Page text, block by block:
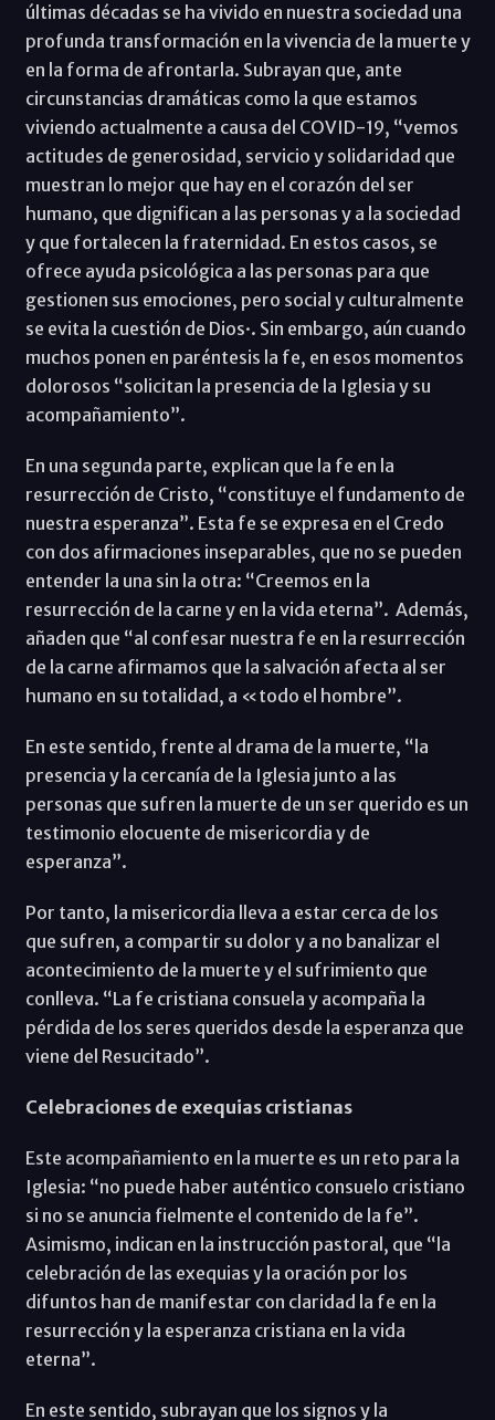
últimas décadas se ha vivido en nuestra sociedad una
profunda transformación en la vivencia de la muerte y
en la forma de afrontarla. Subrayan que, ante
circunstancias dramáticas como la que estamos
viviendo actualmente a causa del COVID-19, “vemos
actitudes de generosidad, servicio y solidaridad que
muestran lo mejor que hay en el corazón del ser
humano, que dignifican a las personas y a la sociedad
y que fortalecen la fraternidad. En estos casos, se
ofrece ayuda psicológica a las personas para que
gestionen sus emociones, pero social y culturalmente
se evita la cuestión de Dios·. Sin embargo, aún cuando
muchos ponen en paréntesis la fe, en esos momentos
dolorosos “solicitan la presencia de la Iglesia y su
acompañamiento”.
En una segunda parte, explican que la fe en la
resurrección de Cristo, “constituye el fundamento de
nuestra esperanza”. Esta fe se expresa en el Credo
con dos afirmaciones inseparables, que no se pueden
entender la una sin la otra: “Creemos en la
resurrección de la carne y en la vida eterna”. Además,
añaden que “al confesar nuestra fe en la resurrección
de la carne afirmamos que la salvación afecta al ser
humano en su totalidad, a «todo el hombre”.
En este sentido, frente al drama de la muerte, “la
presencia y la cercanía de la Iglesia junto a las
personas que sufren la muerte de un ser querido es un
testimonio elocuente de misericordia y de
esperanza”.
Por tanto, la misericordia lleva a estar cerca de los
que sufren, a compartir su dolor y a no banalizar el
acontecimiento de la muerte y el sufrimiento que
conlleva. “La fe cristiana consuela y acompaña la
pérdida de los seres queridos desde la esperanza que
viene del Resucitado”.
Celebraciones de exequias cristianas
Este acompañamiento en la muerte es un reto para la
Iglesia: “no puede haber auténtico consuelo cristiano
si no se anuncia fielmente el contenido de la fe”.
Asimismo, indican en la instrucción pastoral, que “la
celebración de las exequias y la oración por los
difuntos han de manifestar con claridad la fe en la
resurrección y la esperanza cristiana en la vida
eterna”.
En este sentido, subrayan que los signos y la